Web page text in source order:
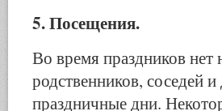
5. Посещения.
Во время праздников нет
родственников, соседей
праздничные дни.